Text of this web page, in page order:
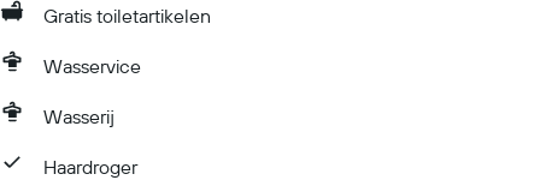
Gratis toiletartikelen
Wasservice
Wasserij
Haardroger